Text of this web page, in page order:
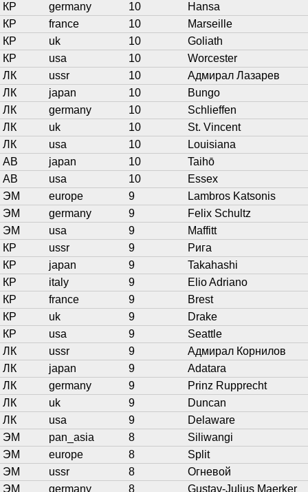
КР
germany 10
Hansa
КР
france 10
Marseille
КР
uk 10
Goliath
КР
usa 10
Worcester
ЛК
ussr 10
Адмирал Лазарев
ЛК
japan 10
Bungo
ЛК
germany 10
Schlieffen
ЛК
uk 10
St. Vincent
ЛК
usa 10
Louisiana
АВ
japan 10
Taihō
АВ
usa 10
Essex
ЭМ
europe 9
Lambros Katsonis
ЭМ
germany 9
Felix Schultz
ЭМ
usa 9
Maffitt
КР
ussr 9
Рига
КР
japan 9
Takahashi
КР
italy 9
Elio Adriano
КР
france 9
Brest
КР
uk 9
Drake
КР
usa 9
Seattle
ЛК
ussr 9
Адмирал Корнилов
ЛК
japan 9
Adatara
ЛК
germany 9
Prinz Rupprecht
ЛК
uk 9
Duncan
ЛК
usa 9
Delaware
ЭМ
pan_asia 8
Siliwangi
ЭМ
europe 8
Split
ЭМ
ussr 8
Огневой
ЭМ
germany 8 Gustav-Julius Maerker